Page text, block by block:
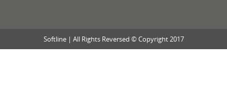
Softline | All Rights Reversed © Copyright 2017